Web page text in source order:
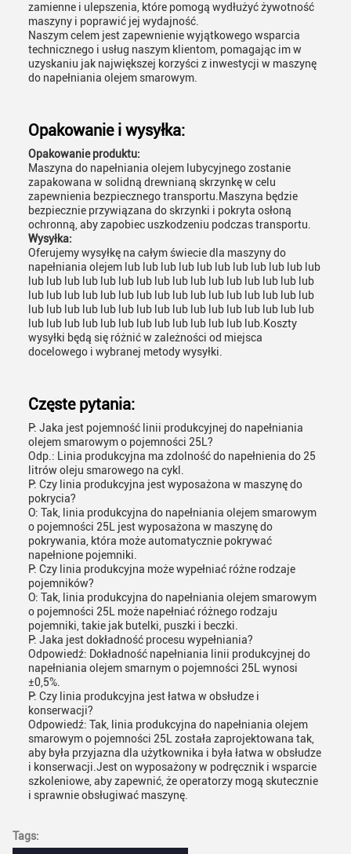
zamienne i ulepszenia, które pomogą wydłużyć żywotność
maszyny i poprawić jej wydajność.
Naszym celem jest zapewnienie wyjątkowego wsparcia
technicznego i usług naszym klientom, pomagając im w
uzyskaniu jak największej korzyści z inwestycji w maszynę
do napełniania olejem smarowym.
Opakowanie i wysyłka:
Opakowanie produktu:
Maszyna do napełniania olejem lubycyjnego zostanie
zapakowana w solidną drewnianą skrzynkę w celu
zapewnienia bezpiecznego transportu.Maszyna będzie
bezpiecznie przywiązana do skrzynki i pokryta osłoną
ochronną, aby zapobiec uszkodzeniu podczas transportu.
Wysyłka:
Oferujemy wysyłkę na całym świecie dla maszyny do
napełniania olejem lub lub lub lub lub lub lub lub lub lub lub
lub lub lub lub lub lub lub lub lub lub lub lub lub lub lub lub
lub lub lub lub lub lub lub lub lub lub lub lub lub lub lub lub
lub lub lub lub lub lub lub lub lub lub lub lub lub lub lub lub
lub lub lub lub lub lub lub lub lub lub lub lub lub.Koszty
wysyłki będą się różnić w zależności od miejsca
docelowego i wybranej metody wysyłki.
Częste pytania:
P: Jaka jest pojemność linii produkcyjnej do napełniania
olejem smarowym o pojemności 25L?
Odp.: Linia produkcyjna ma zdolność do napełnienia do 25
litrów oleju smarowego na cykl.
P: Czy linia produkcyjna jest wyposażona w maszynę do
pokrycia?
O: Tak, linia produkcyjna do napełniania olejem smarowym
o pojemności 25L jest wyposażona w maszynę do
pokrywania, która może automatycznie pokrywać
napełnione pojemniki.
P: Czy linia produkcyjna może wypełniać różne rodzaje
pojemników?
O: Tak, linia produkcyjna do napełniania olejem smarowym
o pojemności 25L może napełniać różnego rodzaju
pojemniki, takie jak butelki, puszki i beczki.
P: Jaka jest dokładność procesu wypełniania?
Odpowiedź: Dokładność napełniania linii produkcyjnej do
napełniania olejem smarnym o pojemności 25L wynosi
±0,5%.
P: Czy linia produkcyjna jest łatwa w obsłudze i
konserwacji?
Odpowiedź: Tak, linia produkcyjna do napełniania olejem
smarowym o pojemności 25L została zaprojektowana tak,
aby była przyjazna dla użytkownika i była łatwa w obsłudze
i konserwacji.Jest on wyposażony w podręcznik i wsparcie
szkoleniowe, aby zapewnić, że operatorzy mogą skutecznie
i sprawnie obsługiwać maszynę.
Tags: